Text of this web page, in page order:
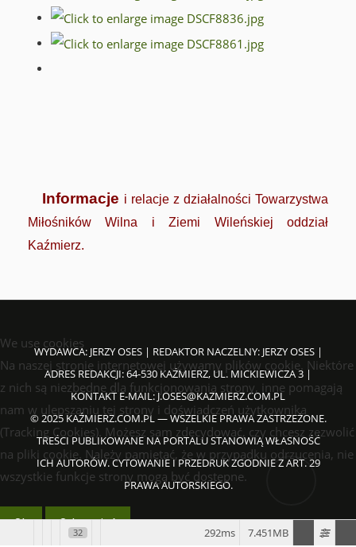
Informacje i relacje z działalności Towarzystwa
Miłośników Wilna i Ziemi Wileńskiej oddział
Kaźmierz.
WYDAWCA: JERZY OSES | REDAKTOR NACZELNY: JERZY OSES |
ADRES REDAKCJI: 64-530 KAŹMIERZ, UL. MICKIEWICZA 3 |
KONTAKT E-MAIL:J.OSES@KAZMIERZ.COM.PL
© 2025 KAŹMIERZ.COM.PL — WSZELKIE PRAWA ZASTRZEŻONE.
TREŚCI PUBLIKOWANE NA PORTALU STANOWIĄ WŁASNOŚĆ
ICH AUTORÓW. CYTOWANIE I PRZEDRUK ZGODNIE Z ART. 29
PRAWA AUTORSKIEGO.
We use cookies
Na naszej stronie internetowej używamy plików cookie. Niektóre
z nich są niezbędne dla funkcjonowania strony, inne pomagają
nam w ulepszaniu tej strony i doświadczeń użytkownika
(Tracking Cookies). Możesz sam zdecydować, czy chcesz zezwolić
na pliki cookie. Należy pamiętać, że w przypadku odrzucenia, nie
wszystkie funkcje strony mogą być dostępne.
Ok Odmawiać
32 7.451MB
292ms